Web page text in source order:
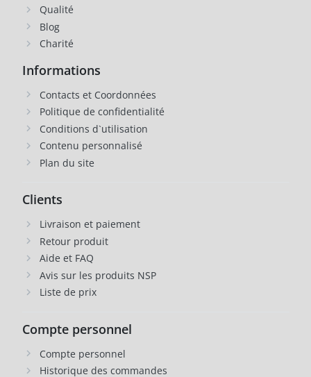
Qualité
Blog
Charité
Informations
Contacts et Coordonnées
Politique de confidentialité
Conditions d`utilisation
Contenu personnalisé
Plan du site
Clients
Livraison et paiement
Retour produit
Aide et FAQ
Avis sur les produits NSP
Liste de prix
Compte personnel
Compte personnel
Historique des commandes